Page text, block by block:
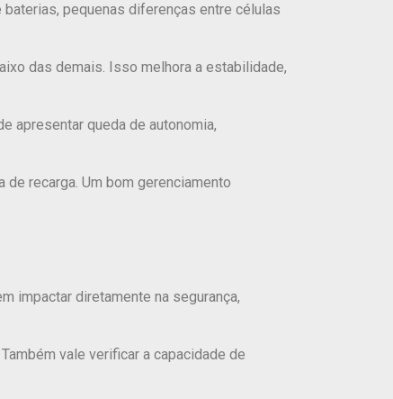
pequenas diferenças entre células
das demais. Isso melhora a estabilidade,
apresentar queda de autonomia,
recarga. Um bom gerenciamento
impactar diretamente na segurança,
vale verificar a capacidade de